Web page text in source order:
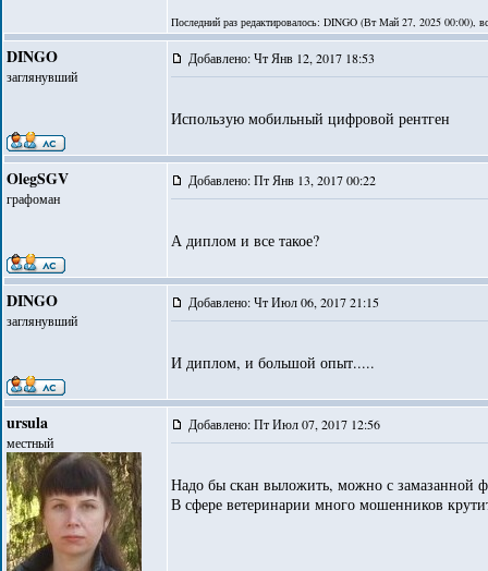
Последний раз редактировалось: DINGO (Вт Май 27, 2025 00:00),
DINGO
заглянувший
Добавлено: Чт Янв 12, 2017 18:53
Использую мобильный цифровой рентген
OlegSGV
графоман
Добавлено: Пт Янв 13, 2017 00:22
А диплом и все такое?
DINGO
заглянувший
Добавлено: Чт Июл 06, 2017 21:15
И диплом, и большой опыт.....
ursula
местный
Добавлено: Пт Июл 07, 2017 12:56
Надо бы скан выложить, можно с замазанной
В сфере ветеринарии много мошенников